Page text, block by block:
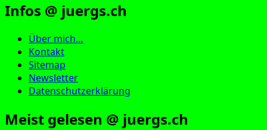
Infos @ juergs.ch
Über mich…
Kontakt
Sitemap
Newsletter
Datenschutzerklärung
Meist gelesen @ juergs.ch